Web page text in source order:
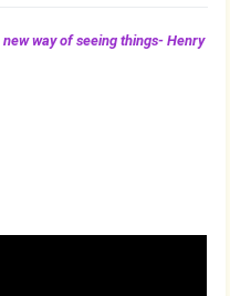
way of seeing things- Henry